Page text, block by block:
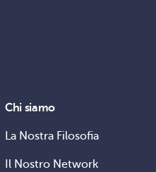
Chi siamo
La Nostra Filosofia
Il Nostro Network